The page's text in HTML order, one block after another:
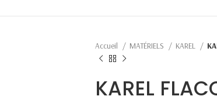
Accueil MATÉRIELS KAREL
KAREL